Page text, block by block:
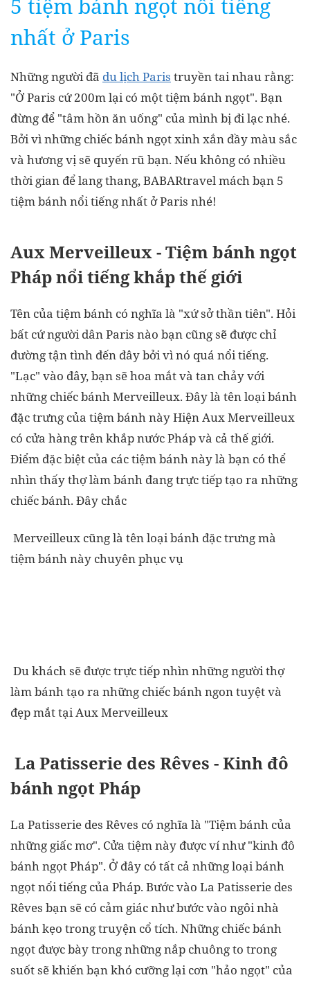
5 tiệm bánh ngọt nổi tiếng
nhất ở Paris
Những người đã du lịch Paris truyền tai nhau rằng:
"Ở Paris cứ 200m lại có một tiệm bánh ngọt". Bạn
đừng để "tâm hồn ăn uống" của mình bị đi lạc nhé.
Bởi vì những chiếc bánh ngọt xinh xắn đầy màu sắc
và hương vị sẽ quyến rũ bạn. Nếu không có nhiều
thời gian để lang thang, BABARtravel mách bạn 5
tiệm bánh nổi tiếng nhất ở Paris nhé!
Aux Merveilleux - Tiệm bánh ngọt
Pháp nổi tiếng khắp thế giới
Tên của tiệm bánh có nghĩa là "xứ sở thần tiên". Hỏi
bất cứ người dân Paris nào bạn cũng sẽ được chỉ
đường tận tình đến đây bởi vì nó quá nổi tiếng.
"Lạc" vào đây, bạn sẽ hoa mắt và tan chảy với
những chiếc bánh Merveilleux. Đây là tên loại bánh
đặc trưng của tiệm bánh này Hiện Aux Merveilleux
có cửa hàng trên khắp nước Pháp và cả thế giới.
Điểm đặc biệt của các tiệm bánh này là bạn có thể
nhìn thấy thợ làm bánh đang trực tiếp tạo ra những
chiếc bánh. Đây chắc
Merveilleux cũng là tên loại bánh đặc trưng mà
tiệm bánh này chuyên phục vụ
Du khách sẽ được trực tiếp nhìn những người thợ
làm bánh tạo ra những chiếc bánh ngon tuyệt và
đẹp mắt tại Aux Merveilleux
La Patisserie des Rêves - Kinh đô
bánh ngọt Pháp
La Patisserie des Rêves có nghĩa là "Tiệm bánh của
những giấc mơ". Cửa tiệm này được ví như "kinh đô
bánh ngọt Pháp". Ở đây có tất cả những loại bánh
ngọt nổi tiếng của Pháp. Bước vào La Patisserie des
Rêves bạn sẽ có cảm giác như bước vào ngôi nhà
bánh kẹo trong truyện cổ tích. Những chiếc bánh
ngọt được bày trong những nắp chuông to trong
suốt sẽ khiến bạn khó cưỡng lại cơn "hảo ngọt" của